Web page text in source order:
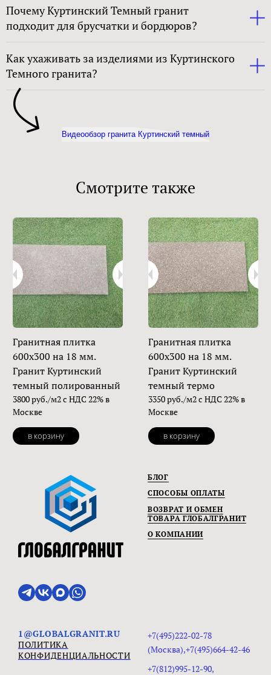
Почему Куртинский Темный гранит
подходит для брусчатки и бордюров?
Как ухаживать за изделиями из Куртинского
Темного гранита?
Видеообзор гранита Куртинский темный
Смотрите также
Гранитная плитка
600х300 на 18 мм.
Гранит Куртинский
темный полированный
3800 руб./м2 с НДС 22% в
Москве
в корзину
Гранитная плитка
600х300 на 18 мм.
Гранит Куртинский
темный термо
3350 руб./м2 с НДС 22% в
Москве
в корзину
БЛОГ
СПОСОБЫ ОПЛАТЫ
ВОЗВРАТ И ОБМЕН
ТОВАРА ГЛОБАЛГРАНИТ
О КОМПАНИИ
1@GLOBALGRANIT.RU
ПОЛИТИКА
КОНФИДЕНЦИАЛЬНОСТИ
+7(495)222-02-78
(Москва),+7(495)664-42-46
+7(812)995-12-90,